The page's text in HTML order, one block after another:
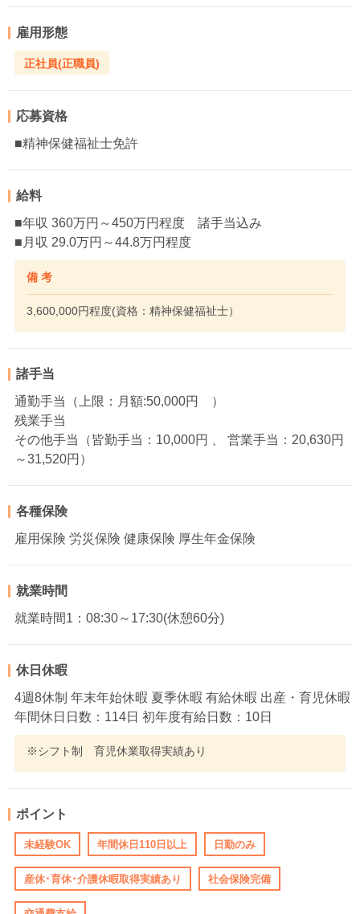
雇用形態
正社員(正職員)
応募資格
■精神保健福祉士免許
給料
■年収 360万円～450万円程度 諸手当込み
■月収 29.0万円～44.8万円程度
備 考
3,600,000円程度(資格：精神保健福祉士）
諸手当
通勤手当（上限：月額:50,000円 ）
残業手当
その他手当（皆勤手当：10,000円 、 営業手当：20,630円
～31,520円）
各種保険
雇用保険 労災保険 健康保険 厚生年金保険
就業時間
就業時間1：08:30～17:30(休憩60分)
休日休暇
4週8休制 年末年始休暇 夏季休暇 有給休暇 出産・育児休暇
年間休日日数：114日 初年度有給日数：10日
※シフト制 育児休業取得実績あり
ポイント
未経験OK 年間休日110日以上 日勤のみ
産休･育休･介護休暇取得実績あり 社会保険完備